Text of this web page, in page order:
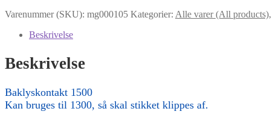
Varenummer (SKU): mg000105 Kategorier: Alle varer (All products),
Beskrivelse
Beskrivelse
Baklyskontakt 1500
Kan bruges til 1300, så skal stikket klippes af.